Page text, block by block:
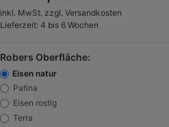
inkl. MwSt. zzgl. Versandkosten
Lieferzeit: 4 bis 6 Wochen
Robers Oberfläche:
Eisen natur
Patina
Eisen rostig
Terra